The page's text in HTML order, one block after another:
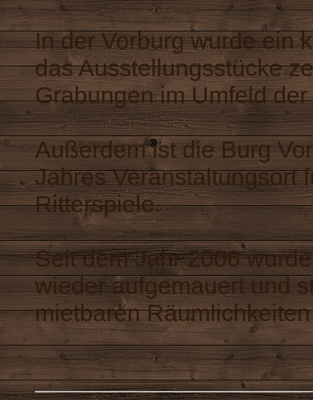
In der Vorburg wurde ein
das Ausstellungsstücke
Grabungen im Umfeld
Außerdem ist die Burg
Jahres Veranstaltungsort
Ritterspiele.
Seit dem Jahr 2006
wieder aufgemauert und
mietbaren